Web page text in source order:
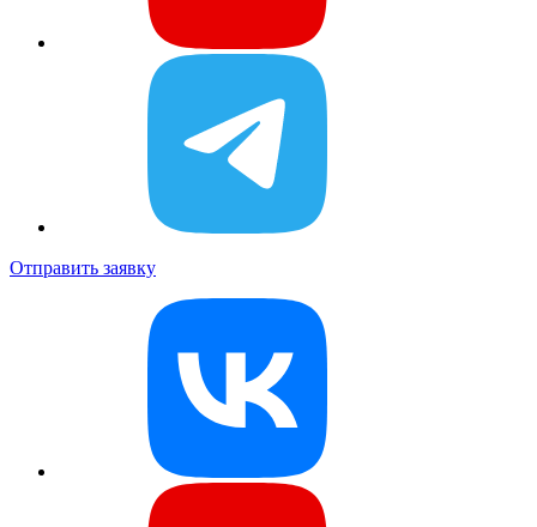
Отправить заявку